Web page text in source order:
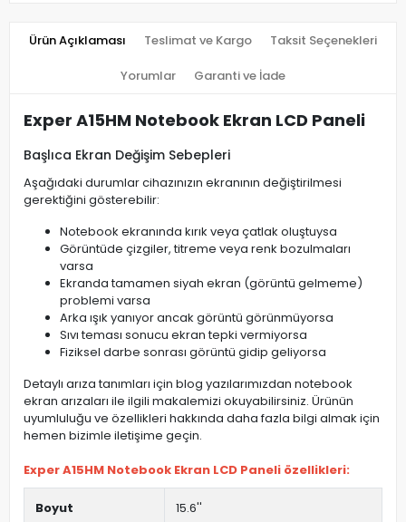
Ürün Açıklaması Teslimat ve Kargo Taksit Seçenekleri
Yorumlar Garanti ve İade
Exper A15HM Notebook Ekran LCD Paneli
Başlıca Ekran Değişim Sebepleri
Aşağıdaki durumlar cihazınızın ekranının değiştirilmesi
gerektiğini gösterebilir:
Notebook ekranında kırık veya çatlak oluştuysa
Görüntüde çizgiler, titreme veya renk bozulmaları
varsa
Ekranda tamamen siyah ekran (görüntü gelmeme)
problemi varsa
Arka ışık yanıyor ancak görüntü görünmüyorsa
Sıvı teması sonucu ekran tepki vermiyorsa
Fiziksel darbe sonrası görüntü gidip geliyorsa
Detaylı arıza tanımları için blog yazılarımızdan notebook
ekran arızaları ile ilgili makalemizi okuyabilirsiniz. Ürünün
uyumluluğu ve özellikleri hakkında daha fazla bilgi almak için
hemen bizimle iletişime geçin.
Exper A15HM Notebook Ekran LCD Paneli özellikleri:
Boyut 15.6''